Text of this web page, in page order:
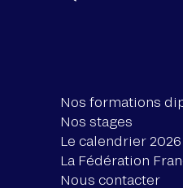
Nos formations
Nos stages
Le calendrier 2026
La Fédération
Nous contacter